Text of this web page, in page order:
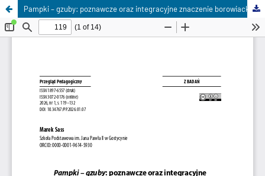
Pampki – gzuby: poznawcze oraz integracyjne znaczenie borowiackiej gry planszowej